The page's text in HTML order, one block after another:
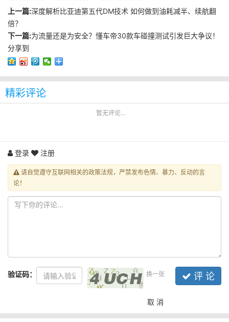
上一篇:深度解析比亚迪第五代DM技术 如何做到油耗减半、续航翻
倍？
下一篇:为流量还是为安全？懂车帝30款车碰撞测试引发巨大争议！
分享到
精彩评论
暂无评论...
登录 注册
请自觉遵守互联网相关的政策法规，严禁发布色情、暴力、反动的言
论！
验证码： 换一张 评 论
取 消